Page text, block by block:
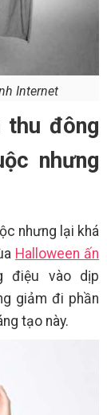
Internet
thu đông
nhưng
nhưng lại khá
Halloween ấn
điệu vào dịp
giảm đi phần
tạo này.